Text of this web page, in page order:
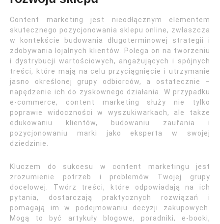
Content marketing jest nieodłącznym elementem
skutecznego pozycjonowania sklepu online, zwłaszcza
w kontekście budowania długoterminowej strategii i
zdobywania lojalnych klientów. Polega on na tworzeniu
i dystrybucji wartościowych, angażujących i spójnych
treści, które mają na celu przyciągnięcie i utrzymanie
jasno określonej grupy odbiorców, a ostatecznie –
napędzenie ich do zyskownego działania. W przypadku
e-commerce, content marketing służy nie tylko
poprawie widoczności w wyszukiwarkach, ale także
edukowaniu klientów, budowaniu zaufania i
pozycjonowaniu marki jako eksperta w swojej
dziedzinie.
Kluczem do sukcesu w content marketingu jest
zrozumienie potrzeb i problemów Twojej grupy
docelowej. Twórz treści, które odpowiadają na ich
pytania, dostarczają praktycznych rozwiązań i
pomagają im w podejmowaniu decyzji zakupowych.
Mogą to być artykuły blogowe, poradniki, e-booki,